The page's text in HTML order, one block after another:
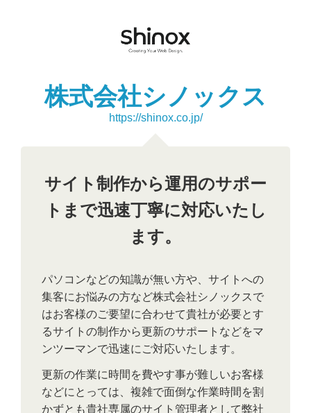
株式会社シノックス
https://shinox.co.jp/
サイト制作から運用のサポー
トまで迅速丁寧に対応いたし
ます。
パソコンなどの知識が無い方や、サイトへの
集客にお悩みの方など株式会社シノックスで
はお客様のご要望に合わせて貴社が必要とす
るサイトの制作から更新のサポートなどをマ
ンツーマンで迅速にご対応いたします。
更新の作業に時間を費やす事が難しいお客様
などにとっては、複雑で面倒な作業時間を割
かずとも貴社専属のサイト管理者として弊社